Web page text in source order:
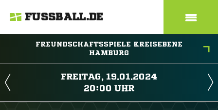
FUSSBALL.DE
FREUNDSCHAFTSSPIELE KREISEBENE
HAMBURG
 
 